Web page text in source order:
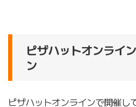
ピザハットオンライ
ン
ピザハットオンラインで開催し